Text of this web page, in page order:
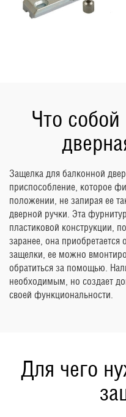
Что собой
Защелка для балконной
приспособление, которое
положении, не запирая ее
дверной ручки. Эта
пластиковой конструкции,
заранее, она приобретается
защелки, ее можно
обратиться за помощью.
необходимым, но создает
своей функциональности.
Для чего